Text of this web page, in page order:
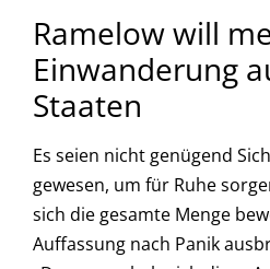
Ramelow will
Einwanderung
Staaten
Es seien nicht genügend
gewesen, um für Ruhe
sich die gesamte Menge
Auffassung nach Panik